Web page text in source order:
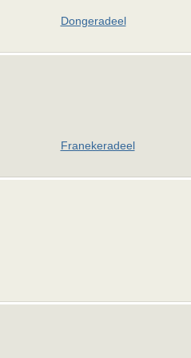
Dongeradeel
Franekeradeel